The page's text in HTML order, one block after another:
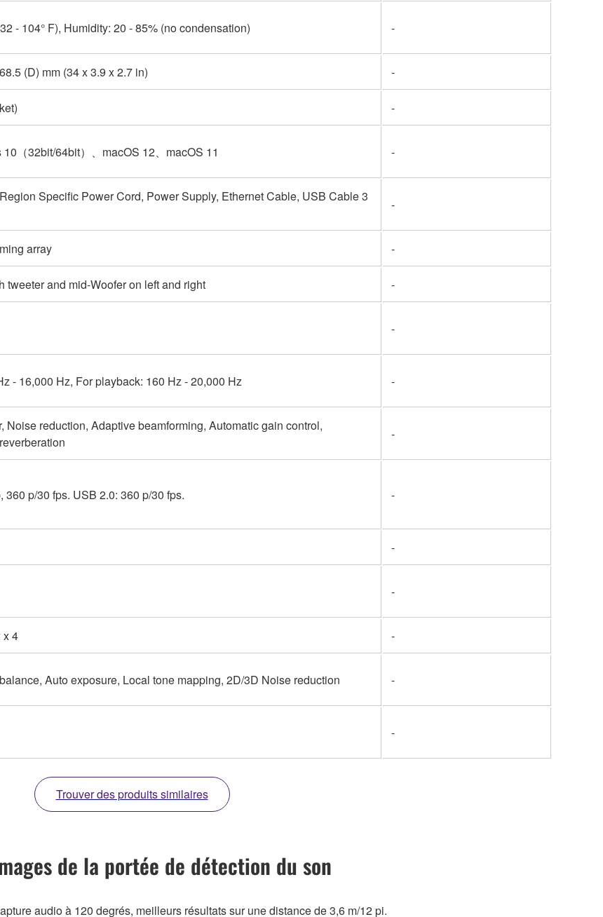
- 104° F), Humidity: 20 - 85% (no condensation) -
(D) mm (34 x 3.9 x 2.7 in) -
-
（32bit/64bit）、macOS 12、macOS 11 -
Specific Power Cord, Power Supply, Ethernet Cable, USB Cable 3
-
array -
tweeter and mid-Woofer on left and right -
-
- 16,000 Hz, For playback: 160 Hz - 20,000 Hz -
Noise reduction, Adaptive beamforming, Automatic gain control,
-
360 p/30 fps. USB 2.0: 360 p/30 fps. -
-
-
x 4 -
Auto exposure, Local tone mapping, 2D/3D Noise reduction -
-
Trouver des produits similaires
de la portée de détection du son
audio à 120 degrés, meilleurs résultats sur une distance de 3,6 m/12 pi.